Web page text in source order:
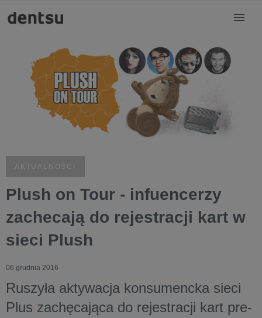
AKTUALNOŚCI
Plush on Tour - infuencerzy
zachecają do rejestracji kart w
sieci Plush
06 grudnia 2016
Ruszyła aktywacja konsumencka sieci
Plus zachęcająca do rejestracji kart pre-